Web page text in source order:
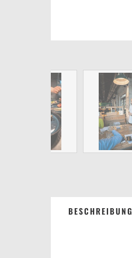
BESCHREIBUNG